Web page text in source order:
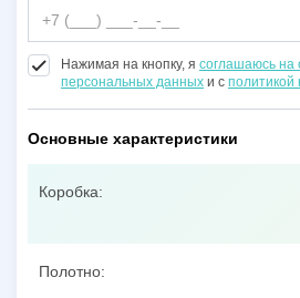
Нажимая на кнопку, я соглашаюсь на
персональных данных и с политикой
Основные характеристики
Коробка:
Полотно: